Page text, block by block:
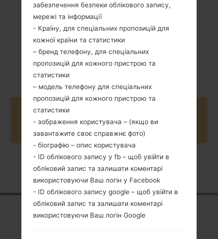
Unknown
Buy accessories on Amazon
Головна → Серія →LG X Style Dual →LGK200
Огляд
забезпечення безпеки облікового запису,
мережі та інформації
- Країну, для спеціальних пропозицій для
кожної країни та статистики
– бренд телефону, для спеціальних
пропозицій для кожного пристрою та
статистики
– модель телефону для спеціальних
пропозицій для кожного пристрою та
статистики
- зображення користувача – (якщо ви
завантажите своє справжнє фото)
- біографію – опис користувача
- ID облікового запису у fb – щоб увійти в
обліковий запис та залишати коментарі
використовуючи Ваш логін у Facebook
- ID облікового запису google – щоб увійти в
обліковий запис та залишати коментарі
використовуючи Ваш логін Google